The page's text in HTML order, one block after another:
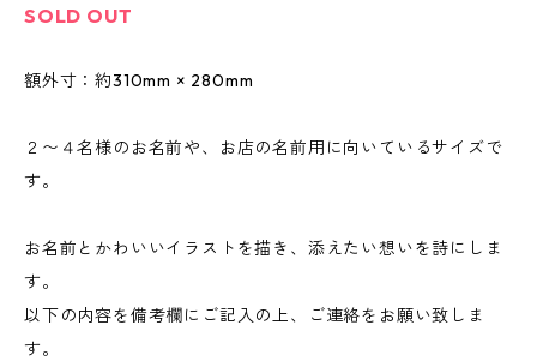
SOLD OUT
額外寸：約310mm × 280mm
２〜４名様のお名前や、お店の名前用に向いているサイズで
す。
お名前とかわいいイラストを描き、添えたい想いを詩にしま
す。
以下の内容を備考欄にご記入の上、ご連絡をお願い致しま
す。